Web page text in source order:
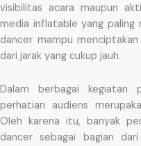
visibilitas acara maupun
media inflatable yang paling
dancer mampu
dari jarak yang cukup jauh.
Dalam berbagai kegiatan
perhatian audiens
Oleh karena itu, banyak
dancer sebagai bagian